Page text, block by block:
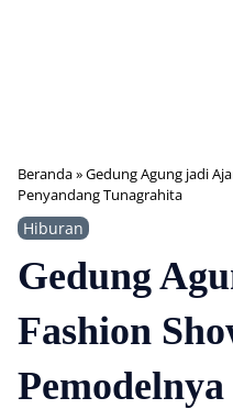
Beranda»Gedung Agung jadi
Penyandang Tunagrahita
Hiburan
Gedung
Fashion